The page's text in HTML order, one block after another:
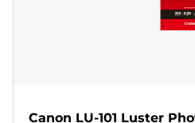
Canon LU-101 Luster